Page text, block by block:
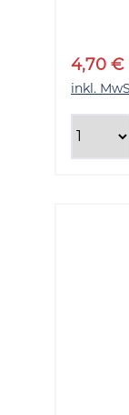
4,70 €
inkl.